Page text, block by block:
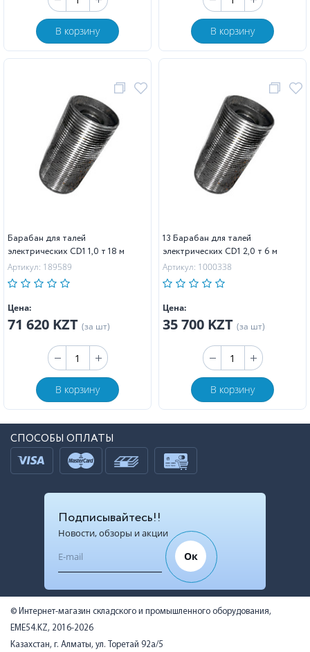
В корзину В корзину
Барабан для талей
электрических CD1 1,0 т 18 м
Артикул: 189589
Цена:
71 620 KZT (за шт)
В корзину
13 Барабан для талей
электрических CD1 2,0 т 6 м
Артикул: 1000338
Цена:
35 700 KZT (за шт)
В корзину
СПОСОБЫ ОПЛАТЫ
Подписывайтесь!!
Новости, обзоры и акции
Ок
© Интернет-магазин складского и промышленного оборудования,
EME54.KZ, 2016-2026
Казахстан, г. Алматы, ул. Торетай 92а/5